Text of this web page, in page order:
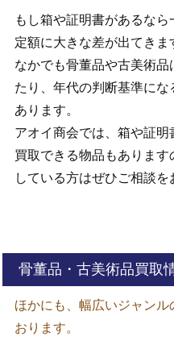
もし箱や証明書があるな
定額に大きな差が出てきま
なかでも骨董品や古美術
たり、年代の判断基準に
あります。
アオイ商会では、箱や証
買取できる物品もありま
している方はぜひご相談を
骨董品・古美術品買取
ほかにも、幅広いジャン
おります。